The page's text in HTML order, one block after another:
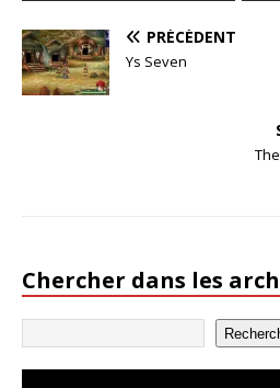
PRÉCÉDENT
Ys Seven
Chercher dans les